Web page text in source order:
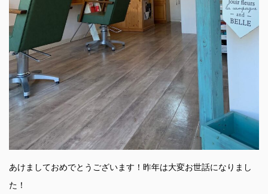
あけましておめでとうございます！昨年は大変お世話になりまし
た！